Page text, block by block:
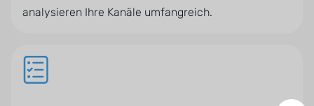
analysieren Ihre Kanäle umfangreich.